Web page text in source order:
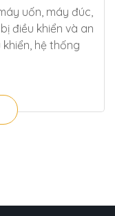
uốn, máy đúc,
điều khiển và an
hệ thống